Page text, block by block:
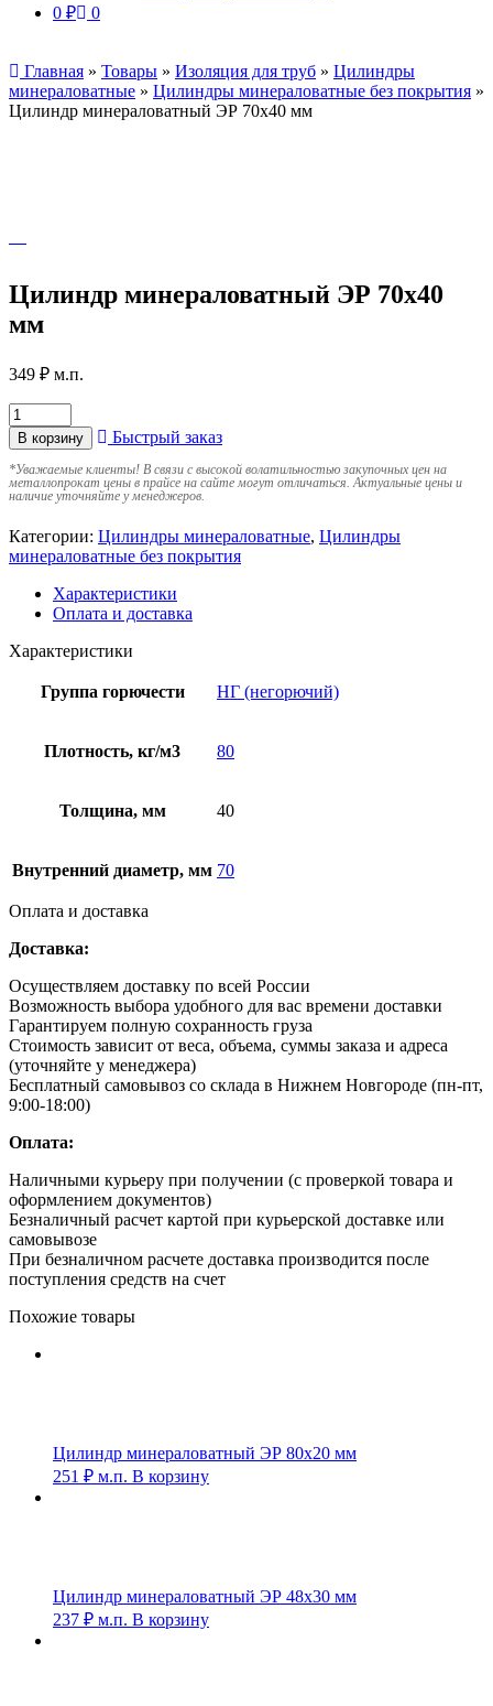
0 ₽ 0
Главная » Товары » Изоляция для труб » Цилиндры
минераловатные » Цилиндры минераловатные без покрытия »
Цилиндр минераловатный ЭР 70х40 мм
Цилиндр минераловатный ЭР 70х40
мм
349 ₽ м.п.
В корзину Быстрый заказ
*Уважаемые клиенты! В связи с высокой волатильностью закупочных цен на
металлопрокат цены в прайсе на сайте могут отличаться. Актуальные цены и
наличие уточняйте у менеджеров.
Категории: Цилиндры минераловатные, Цилиндры
минераловатные без покрытия
Характеристики
Оплата и доставка
Характеристики
Группа горючести НГ (негорючий)
Плотность, кг/м3 80
Толщина, мм 40
Внутренний диаметр, мм 70
Оплата и доставка
Доставка:
Осуществляем доставку по всей России
Возможность выбора удобного для вас времени доставки
Гарантируем полную сохранность груза
Стоимость зависит от веса, объема, суммы заказа и адреса
(уточняйте у менеджера)
Бесплатный самовывоз со склада в Нижнем Новгороде (пн-пт,
9:00-18:00)
Оплата:
Наличными курьеру при получении (с проверкой товара и
оформлением документов)
Безналичный расчет картой при курьерской доставке или
самовывозе
При безналичном расчете доставка производится после
поступления средств на счет
Похожие товары
Цилиндр минераловатный ЭР 80х20 мм
251 ₽ м.п. В корзину
Цилиндр минераловатный ЭР 48х30 мм
237 ₽ м.п. В корзину